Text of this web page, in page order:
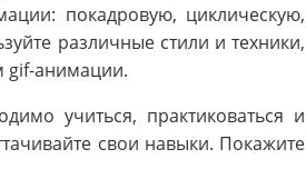
покадровую, циклическую,
различные стили и техники,
gif-анимации.
учиться, практиковаться и
свои навыки. Покажите